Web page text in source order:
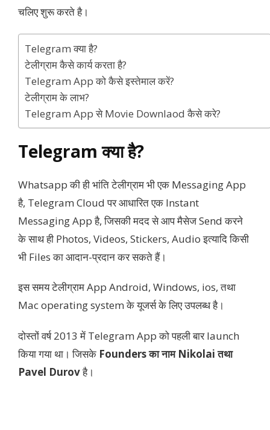
चलिए शुरू करते है।
Telegram क्या है?
टेलीग्राम कैसे कार्य करता है?
Telegram App को कैसे इस्तेमाल करें?
टेलीग्राम के लाभ?
Telegram App से Movie Downlaod कैसे करे?
Telegram क्या है?
Whatsapp की ही भांति टेलीग्राम भी एक Messaging App
है, Telegram Cloud पर आधारित एक Instant
Messaging App है, जिसकी मदद से आप मैसेज Send करने
के साथ ही Photos, Videos, Stickers, Audio इत्यादि किसी
भी Files का आदान-प्रदान कर सकते हैं।
इस समय टेलीग्राम App Android, Windows, ios, तथा
Mac operating system के यूजर्स के लिए उपलब्ध है।
दोस्तों वर्ष 2013 में Telegram App को पहली बार launch
किया गया था। जिसके Founders का नाम Nikolai तथा
Pavel Durovहै।